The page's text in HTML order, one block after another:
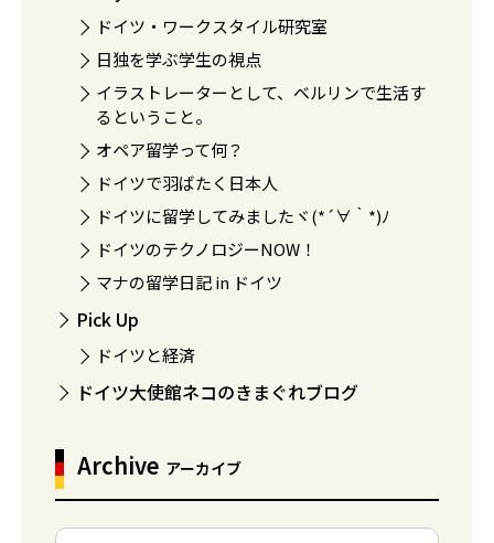
ドイツ・ワークスタイル研究室
日独を学ぶ学生の視点
イラストレーターとして、ベルリンで生活す
るということ。
オペア留学って何？
ドイツで羽ばたく日本人
ドイツに留学してみましたヾ(*´∀｀*)ﾉ
ドイツのテクノロジーNOW！
マナの留学日記 in ドイツ
Pick Up
ドイツと経済
ドイツ大使館ネコのきまぐれブログ
Archive アーカイブ